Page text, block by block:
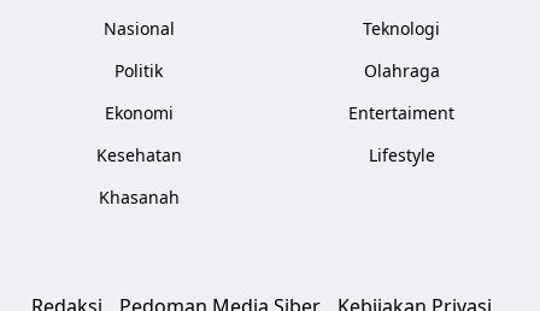
Nasional
Politik
Ekonomi
Kesehatan
Khasanah
Teknologi
Olahraga
Entertaiment
Lifestyle